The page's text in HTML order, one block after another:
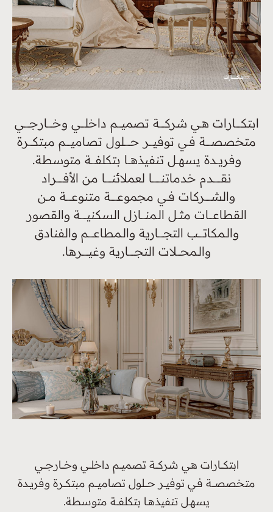
ابتكــــارات هـي شركــــة تصميـــم داخلـــي وخــــارجــــي
متخصصــــة فـي توفيـــر حـــــلول تصاميــــم مبتكـــرة
وفريــدة يسهــل تنفيذهــا بتكلفـــة متوسطة.
نقــــــدم خدماتنـــــــا لعملائنـــــا من الأفـــــراد
والشـــــركات فـي مجموعـــــة متنوعــــة مــن
القطاعـــات مثــل الـمنـــازل السكنيـــــة والقصور
والـمكاتــــب التجــــارية والـمطاعــــم والفنادق
والـمحـــلات التجـــــارية وغيـــــرها.
ابتكــــارات هـي شركــــة تصميـــم داخلـــي وخــــارجــــي
متخصصــــة فـي توفيـــر حـــــلول تصاميــــم مبتكـــرة وفريــدة
يسهــل تنفيذهــا بتكلفـــة متوسطة.